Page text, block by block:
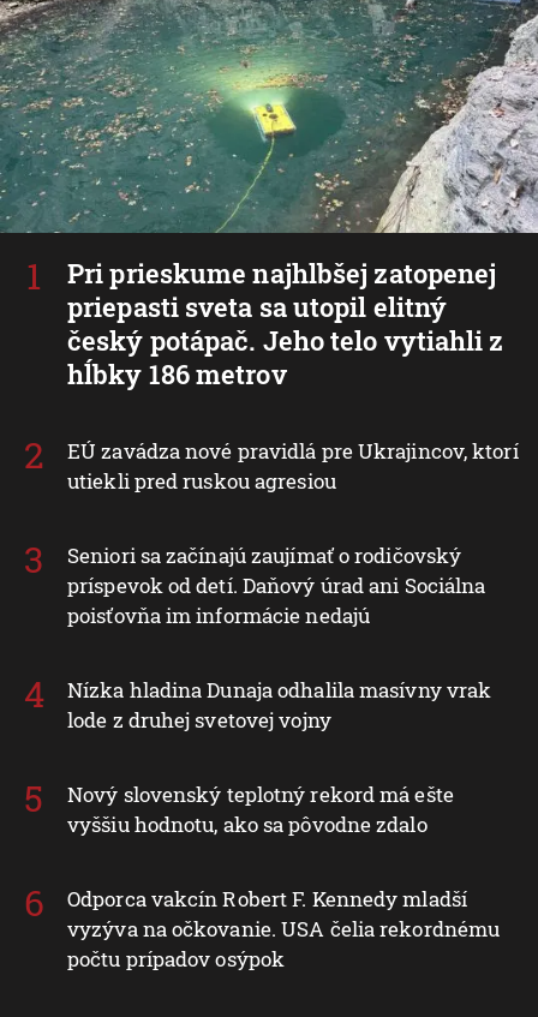
Pri prieskume najhlbšej zatopenej
priepasti sveta sa utopil elitný
český potápač. Jeho telo vytiahli z
hĺbky 186 metrov
EÚ zavádza nové pravidlá pre Ukrajincov, ktorí
utiekli pred ruskou agresiou
Seniori sa začínajú zaujímať o rodičovský
príspevok od detí. Daňový úrad ani Sociálna
poisťovňa im informácie nedajú
Nízka hladina Dunaja odhalila masívny vrak
lode z druhej svetovej vojny
Nový slovenský teplotný rekord má ešte
vyššiu hodnotu, ako sa pôvodne zdalo
Odporca vakcín Robert F. Kennedy mladší
vyzýva na očkovanie. USA čelia rekordnému
počtu prípadov osýpok